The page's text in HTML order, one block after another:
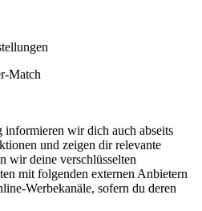
Match
wir dich auch abseits
und zeigen dir relevante
wir deine verschlüsselten
mit folgenden externen Anbietern
Werbekanäle, sofern du deren